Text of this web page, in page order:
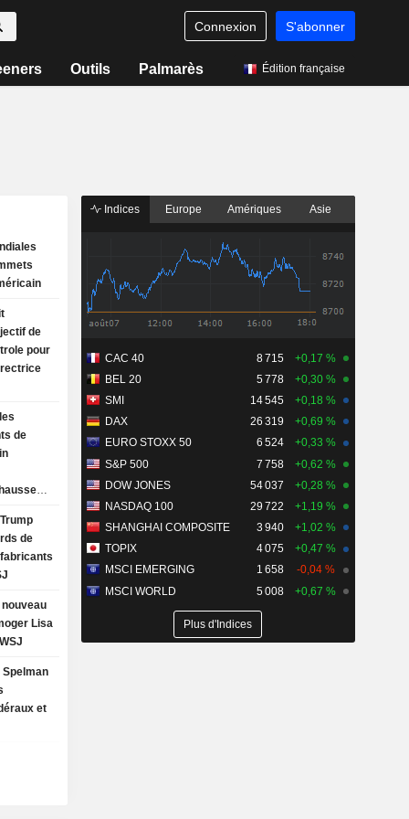
Connexion S'abonner
Outils Palmarès Édition française
de
pour
de
de
Lisa
Spelman
et
Indices Europe Amériques Asie
CAC 40 8 715
+0,17 %
BEL 20
5 778
+0,30 %
SMI
14 545
+0,18 %
DAX
26 319
+0,69 %
EURO STOXX 50
6 524
+0,33 %
S&P 500
7 758
+0,62 %
DOW JONES
54 037
+0,28 %
NASDAQ 100
29 722
+1,19 %
SHANGHAI COMPOSITE
3 940
+1,02 %
TOPIX
4 075
+0,47 %
MSCI EMERGING
1 658
-0,04 %
MSCI WORLD
5 008 +0,67 %
Plus d'Indices